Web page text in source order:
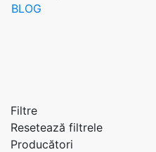
BLOG
Filtre
Resetează filtrele
Producători